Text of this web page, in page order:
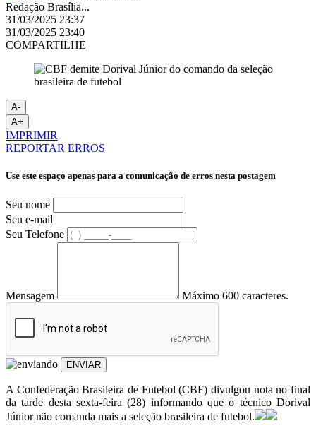
Redação Brasília...
31/03/2025 23:37
31/03/2025 23:40
COMPARTILHE
A-
A+
IMPRIMIR
REPORTAR ERROS
Use este espaço apenas para a comunicação de erros nesta postagem
Seu nome
Seu e-mail
Seu Telefone
Mensagem Máximo 600 caracteres.
ENVIAR
A Confederação Brasileira de Futebol (CBF) divulgou nota no final
da tarde desta sexta-feira (28) informando que o técnico Dorival
Júnior não comanda mais a seleção brasileira de futebol.